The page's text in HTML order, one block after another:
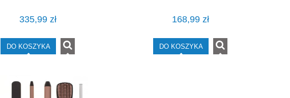
335,99 zł
DO KOSZYKA
168,99 zł
DO KOSZYKA